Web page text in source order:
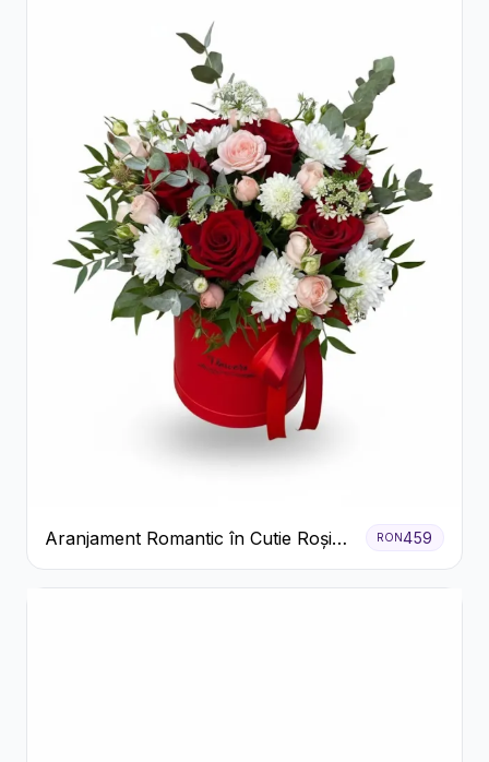
Aranjament Romantic în Cutie Roșie
cu Trandafiri și Crizanteme
RON 459